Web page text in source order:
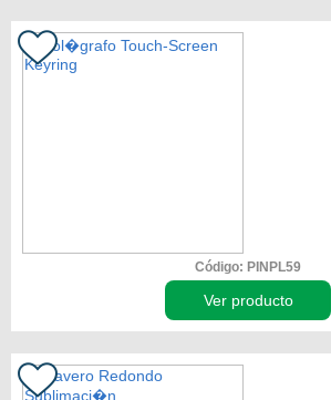
Código: PINPL59
Ver producto